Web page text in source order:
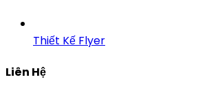
Thiết Kế Flyer
Liên Hệ